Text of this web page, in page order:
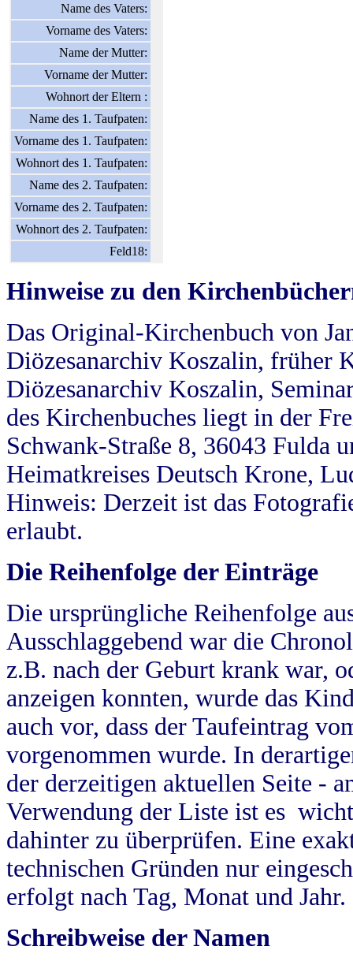
Name des Vaters:
Vorname des Vaters:
Name der Mutter:
Vorname der Mutter:
Wohnort der Eltern :
Name des 1. Taufpaten:
Vorname des 1. Taufpaten:
Wohnort des 1. Taufpaten:
Name des 2. Taufpaten:
Vorname des 2. Taufpaten:
Wohnort des 2. Taufpaten:
Feld18:
Hinweise zu den
Das Original-Kirchenbuch von
Diözesanarchiv Koszalin, früher
Diözesanarchiv Koszalin,
des Kirchenbuches liegt in der
Schwank-Straße 8, 36043 Fulda
Heimatkreises Deutsch Krone,
Hinweis: Derzeit ist das
erlaubt.
Die Reihenfolge der Einträge
Die ursprüngliche Reihenfolge
Ausschlaggebend war die
z.B. nach der Geburt krank war,
anzeigen konnten, wurde das
auch vor, dass der Taufeintrag
vorgenommen wurde. In
der derzeitigen aktuellen Seite -
Verwendung der Liste ist es
dahinter zu überprüfen. Eine
technischen Gründen nur
erfolgt nach Tag, Monat und Jahr.
Schreibweise der Namen